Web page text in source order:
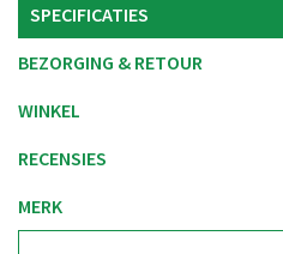
SPECIFICATIES
BEZORGING & RETOUR
WINKEL
RECENSIES
MERK